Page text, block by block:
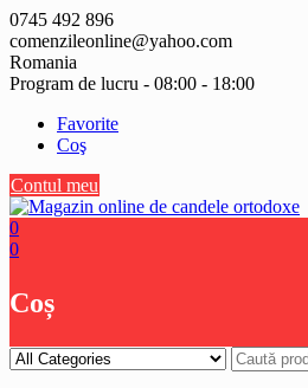
Skip
to
content
0745 492 896
comenzileonline@yahoo.com
Romania
Program de lucru - 08:00 - 18:00
Favorite
Coş
Contul meu
0
0
Coș